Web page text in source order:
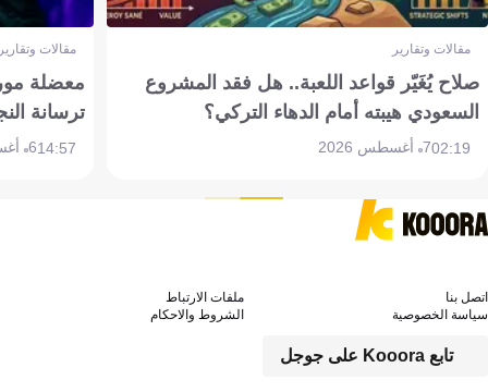
مقالات وتقارير
صلاح يُغَيّر قواعد اللعبة.. هل فقد المشروع
السعودي هيبته أمام الدهاء التركي؟
02:197 أغسطس 2026
مقالات
معضلة
ترسانة
14:576 أغسطس 2026
تابع Kooora على جوجل
اتصل بنا
ملفات الارتباط
سياسة الخصوصية
الشروط والاحكام